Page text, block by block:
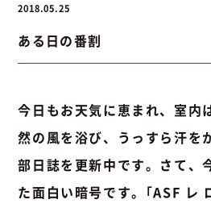
お問い合わせ
2018.05.25
ある日の番割
今日もお天気に恵まれ、室
然の風を浴び、うっすら汗を
部日誌を更新中です。さて、
た面白い暗号です。｢ASF レ